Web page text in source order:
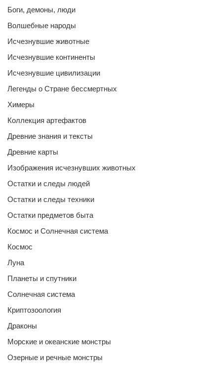
Боги, демоны, люди
Волшебные народы
Исчезнувшие животные
Исчезнувшие континенты
Исчезнувшие цивилизации
Легенды о Стране бессмертных
Химеры
Коллекция артефактов
Древние знания и тексты
Древние карты
Изображения исчезнувших животных
Остатки и следы людей
Остатки и следы техники
Остатки предметов быта
Космос и Солнечная система
Космос
Луна
Планеты и спутники
Солнечная система
Криптозоология
Драконы
Морские и океанские монстры
Озерные и речные монстры